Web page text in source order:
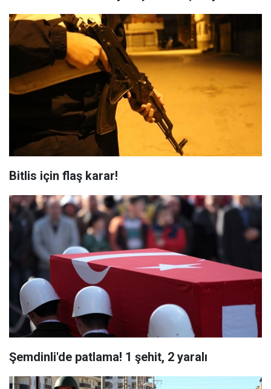
Bitlis için flaş karar!
Şemdinli'de patlama! 1 şehit, 2 yaralı